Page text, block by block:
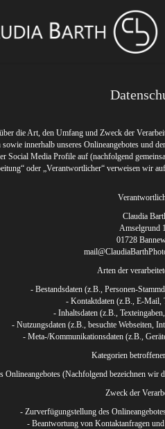
die Art, den Umfang und Zweck der
innerhalb unseres Onlineangebotes und
Social Media Profile auf (nachfolgend
oder „Verantwortlicher“ verweisen wir
Claudia
Amselgrund
01728
Arten der
- Bestandsdaten (z.B., Personen-
- Kontaktdaten (z.B., E-Mail,
- Inhaltsdaten (z.B.,
- Nutzungsdaten (z.B., besuchte Webseiten,
- Meta-/Kommunikationsdaten (z.B.,
Kategorien
Onlineangebotes (Nachfolgend bezeichnen wir
Zweck der
- Zurverfügungstellung des
- Beantwortung von Kontaktanfragen